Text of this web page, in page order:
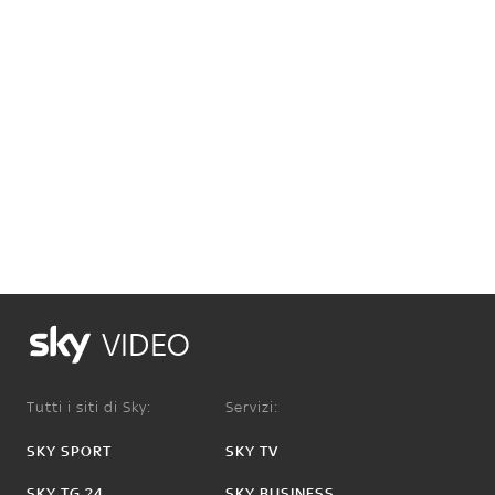
VIDEO
Tutti i siti di Sky:
SKY SPORT
Servizi:
SKY TV